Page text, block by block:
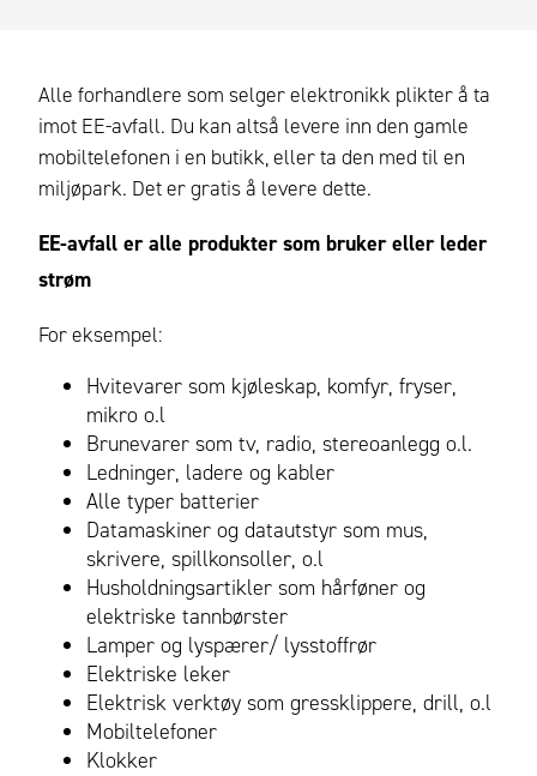
Alle forhandlere som selger elektronikk plikter å ta
imot EE-avfall. Du kan altså levere inn den gamle
mobiltelefonen i en butikk, eller ta den med til en
miljøpark. Det er gratis å levere dette.
EE-avfall er alle produkter som bruker eller leder
strøm
For eksempel:
Hvitevarer som kjøleskap, komfyr, fryser,
mikro o.l
Brunevarer som tv, radio, stereoanlegg o.l.
Ledninger, ladere og kabler
Alle typer batterier
Datamaskiner og datautstyr som mus,
skrivere, spillkonsoller, o.l
Husholdningsartikler som hårføner og
elektriske tannbørster
Lamper og lyspærer/ lysstoffrør
Elektriske leker
Elektrisk verktøy som gressklippere, drill, o.l
Mobiltelefoner
Klokker